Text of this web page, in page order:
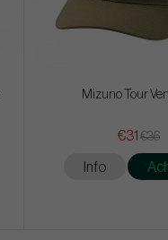
Mizuno Tour
€31 €36
Info